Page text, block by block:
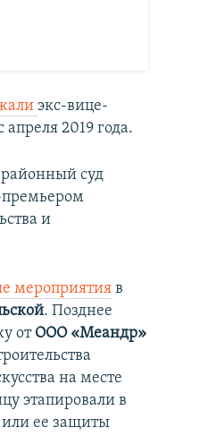
экс-вице-
2019 года.
районный суд
и
мероприятия в
. Позднее
от ООО «Меандр»
на месте
этапировали в
ее защиты